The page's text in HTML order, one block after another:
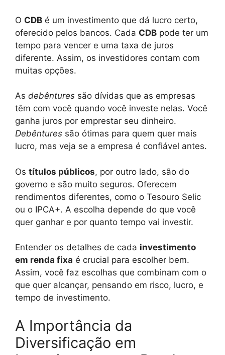
O CDB é um investimento que dá lucro certo,
oferecido pelos bancos. Cada CDB pode ter um
tempo para vencer e uma taxa de juros
diferente. Assim, os investidores contam com
muitas opções.
As debêntures são dívidas que as empresas
têm com você quando você investe nelas. Você
ganha juros por emprestar seu dinheiro.
Debêntures são ótimas para quem quer mais
lucro, mas veja se a empresa é confiável antes.
Os títulos públicos, por outro lado, são do
governo e são muito seguros. Oferecem
rendimentos diferentes, como o Tesouro Selic
ou o IPCA+. A escolha depende do que você
quer ganhar e por quanto tempo vai investir.
Entender os detalhes de cada investimento
em renda fixa é crucial para escolher bem.
Assim, você faz escolhas que combinam com o
que quer alcançar, pensando em risco, lucro, e
tempo de investimento.
A Importância da
Diversificação em